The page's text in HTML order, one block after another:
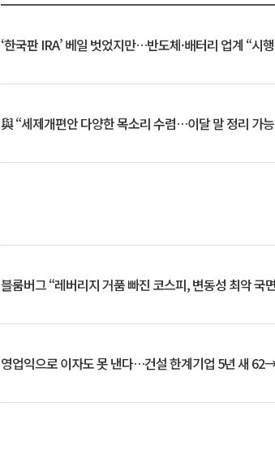
‘한국판 IRA’ 베일 벗었지만…반도체·배터리 업계 “시
與 “세제개편안 다양한 목소리 수렴…이달 말 정리 가
블룸버그 “레버리지 거품 빠진 코스피, 변동성 최악 국
영업익으로 이자도 못 낸다…건설 한계기업 5년 새